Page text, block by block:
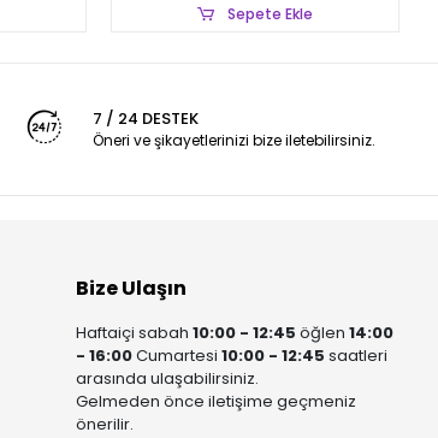
Sepete Ekle
7 / 24 DESTEK
Öneri ve şikayetlerinizi bize iletebilirsiniz.
Bize Ulaşın
Haftaiçi sabah10:00 - 12:45öğlen14:00
- 16:00Cumartesi 10:00 - 12:45 saatleri
arasında ulaşabilirsiniz.
Gelmeden önce iletişime geçmeniz
önerilir.